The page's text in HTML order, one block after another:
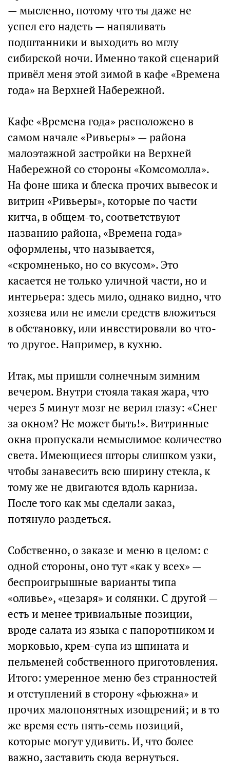
— мысленно, потому что ты даже не
успел его надеть — напяливать
подштанники и выходить во мглу
сибирской ночи. Именно такой сценарий
привёл меня этой зимой в кафе «Времена
года» на Верхней Набережной.
Кафе «Времена года» расположено в
самом начале «Ривьеры» — района
малоэтажной застройки на Верхней
Набережной со стороны «Комсомолла».
На фоне шика и блеска прочих вывесок и
витрин «Ривьеры», которые по части
китча, в общем-то, соответствуют
названию района, «Времена года»
оформлены, что называется,
«скромненько, но со вкусом». Это
касается не только уличной части, но и
интерьера: здесь мило, однако видно, что
хозяева или не имели средств вложиться
в обстановку, или инвестировали во что-
то другое. Например, в кухню.
Итак, мы пришли солнечным зимним
вечером. Внутри стояла такая жара, что
через 5 минут мозг не верил глазу: «Снег
за окном? Не может быть!». Витринные
окна пропускали немыслимое количество
света. Имеющиеся шторы слишком узки,
чтобы занавесить всю ширину стекла, к
тому же не двигаются вдоль карниза.
После того как мы сделали заказ,
потянуло раздеться.
Собственно, о заказе и меню в целом: с
одной стороны, оно тут «как у всех» —
беспроигрышные варианты типа
«оливье», «цезаря» и солянки. С другой —
есть и менее тривиальные позиции,
вроде салата из языка с папоротником и
морковью, крем-супа из шпината и
пельменей собственного приготовления.
Итого: умеренное меню без странностей
и отступлений в сторону «фьюжна» и
прочих малопонятных изощрений; и в то
же время есть пять-семь позиций,
которые могут удивить. И, что более
важно, заставить сюда вернуться.